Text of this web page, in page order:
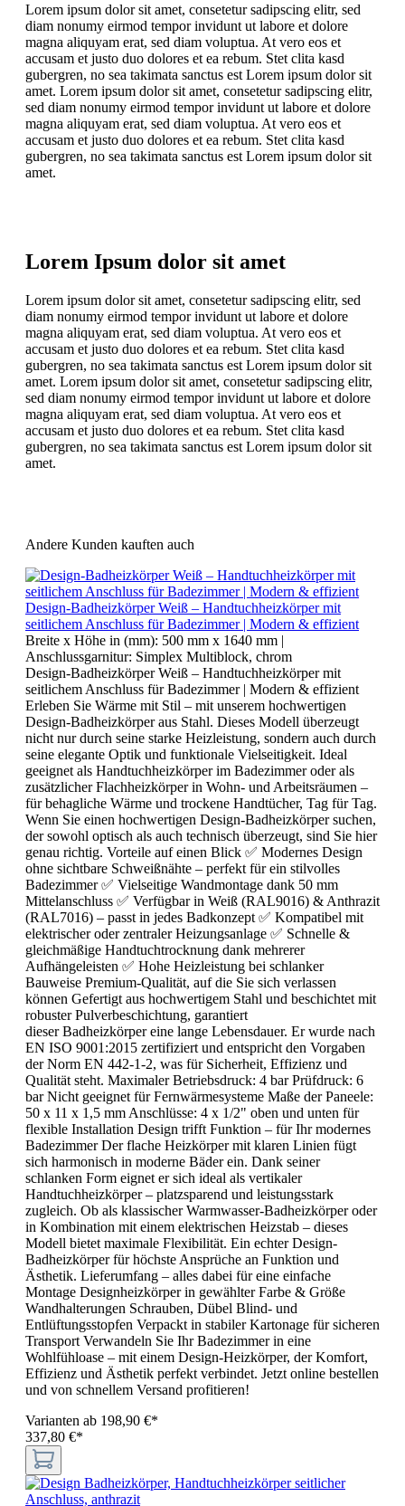
Lorem ipsum dolor sit amet, consetetur sadipscing elitr, sed
diam nonumy eirmod tempor invidunt ut labore et dolore
magna aliquyam erat, sed diam voluptua. At vero eos et
accusam et justo duo dolores et ea rebum. Stet clita kasd
gubergren, no sea takimata sanctus est Lorem ipsum dolor sit
amet. Lorem ipsum dolor sit amet, consetetur sadipscing elitr,
sed diam nonumy eirmod tempor invidunt ut labore et dolore
magna aliquyam erat, sed diam voluptua. At vero eos et
accusam et justo duo dolores et ea rebum. Stet clita kasd
gubergren, no sea takimata sanctus est Lorem ipsum dolor sit
amet.
Lorem Ipsum dolor sit amet
Lorem ipsum dolor sit amet, consetetur sadipscing elitr, sed
diam nonumy eirmod tempor invidunt ut labore et dolore
magna aliquyam erat, sed diam voluptua. At vero eos et
accusam et justo duo dolores et ea rebum. Stet clita kasd
gubergren, no sea takimata sanctus est Lorem ipsum dolor sit
amet. Lorem ipsum dolor sit amet, consetetur sadipscing elitr,
sed diam nonumy eirmod tempor invidunt ut labore et dolore
magna aliquyam erat, sed diam voluptua. At vero eos et
accusam et justo duo dolores et ea rebum. Stet clita kasd
gubergren, no sea takimata sanctus est Lorem ipsum dolor sit
amet.
Andere Kunden kauften auch
Design-Badheizkörper Weiß – Handtuchheizkörper mit
seitlichem Anschluss für Badezimmer | Modern & effizient
Breite x Höhe in (mm): 500 mm x 1640 mm |
Anschlussgarnitur: Simplex Multiblock, chrom
Design-Badheizkörper Weiß – Handtuchheizkörper mit
seitlichem Anschluss für Badezimmer | Modern & effizient
Erleben Sie Wärme mit Stil – mit unserem hochwertigen
Design-Badheizkörper aus Stahl. Dieses Modell überzeugt
nicht nur durch seine starke Heizleistung, sondern auch durch
seine elegante Optik und funktionale Vielseitigkeit. Ideal
geeignet als Handtuchheizkörper im Badezimmer oder als
zusätzlicher Flachheizkörper in Wohn- und Arbeitsräumen –
für behagliche Wärme und trockene Handtücher, Tag für Tag.
Wenn Sie einen hochwertigen Design-Badheizkörper suchen,
der sowohl optisch als auch technisch überzeugt, sind Sie hier
genau richtig. Vorteile auf einen Blick ✅ Modernes Design
ohne sichtbare Schweißnähte – perfekt für ein stilvolles
Badezimmer ✅ Vielseitige Wandmontage dank 50 mm
Mittelanschluss ✅ Verfügbar in Weiß (RAL9016) & Anthrazit
(RAL7016) – passt in jedes Badkonzept ✅ Kompatibel mit
elektrischer oder zentraler Heizungsanlage ✅ Schnelle &
gleichmäßige Handtuchtrocknung dank mehrerer
Aufhängeleisten ✅ Hohe Heizleistung bei schlanker
Bauweise Premium-Qualität, auf die Sie sich verlassen
können Gefertigt aus hochwertigem Stahl und beschichtet mit
robuster Pulverbeschichtung, garantiert
dieser Badheizkörper eine lange Lebensdauer. Er wurde nach
EN ISO 9001:2015 zertifiziert und entspricht den Vorgaben
der Norm EN 442-1-2, was für Sicherheit, Effizienz und
Qualität steht. Maximaler Betriebsdruck: 4 bar Prüfdruck: 6
bar Nicht geeignet für Fernwärmesysteme Maße der Paneele:
50 x 11 x 1,5 mm Anschlüsse: 4 x 1/2" oben und unten für
flexible Installation Design trifft Funktion – für Ihr modernes
Badezimmer Der flache Heizkörper mit klaren Linien fügt
sich harmonisch in moderne Bäder ein. Dank seiner
schlanken Form eignet er sich ideal als vertikaler
Handtuchheizkörper – platzsparend und leistungsstark
zugleich. Ob als klassischer Warmwasser-Badheizkörper oder
in Kombination mit einem elektrischen Heizstab – dieses
Modell bietet maximale Flexibilität. Ein echter Design-
Badheizkörper für höchste Ansprüche an Funktion und
Ästhetik. Lieferumfang – alles dabei für eine einfache
Montage Designheizkörper in gewählter Farbe & Größe
Wandhalterungen Schrauben, Dübel Blind- und
Entlüftungsstopfen Verpackt in stabiler Kartonage für sicheren
Transport Verwandeln Sie Ihr Badezimmer in eine
Wohlfühloase – mit einem Design-Heizkörper, der Komfort,
Effizienz und Ästhetik perfekt verbindet. Jetzt online bestellen
und von schnellem Versand profitieren!
Varianten ab 198,90 €*
337,80 €*